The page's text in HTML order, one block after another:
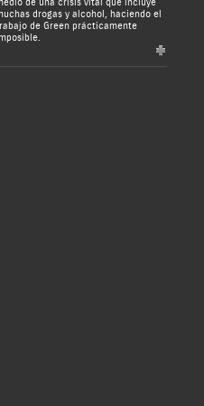
de una crisis vital que incluye
drogas y alcohol, haciendo el
de Green prácticamente